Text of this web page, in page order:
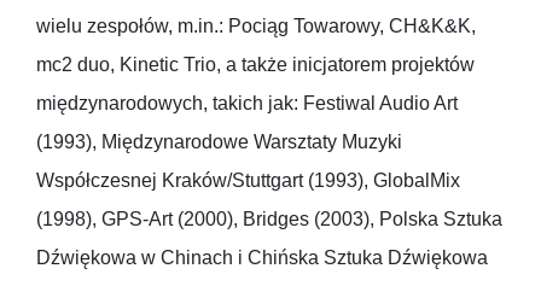
wielu zespołów, m.in.: Pociąg Towarowy, CH&K&K,
mc2 duo, Kinetic Trio, a także inicjatorem projektów
międzynarodowych, takich jak: Festiwal Audio Art
(1993), Międzynarodowe Warsztaty Muzyki
Współczesnej Kraków/Stuttgart (1993), GlobalMix
(1998), GPS-Art (2000), Bridges (2003), Polska Sztuka
Dźwiękowa w Chinach i Chińska Sztuka Dźwiękowa